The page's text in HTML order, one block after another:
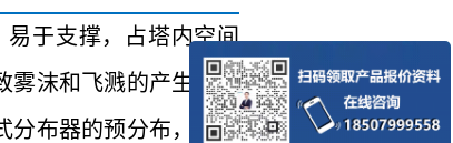
于支撑，占塔内空间
雾沫和飞溅的产生，太
分布器的预分布，使用